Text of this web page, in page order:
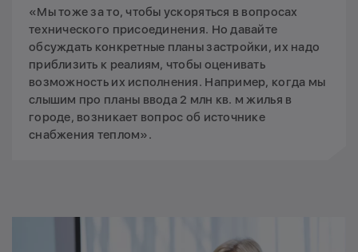
«Мы тоже за то, чтобы ускоряться в вопросах
технического присоединения. Но давайте
обсуждать конкретные планы застройки, их надо
приблизить к реалиям, чтобы оценивать
возможность их исполнения. Например, когда мы
слышим про планы ввода 2 млн кв. м жилья в
городе, возникает вопрос об источнике
снабжения теплом».